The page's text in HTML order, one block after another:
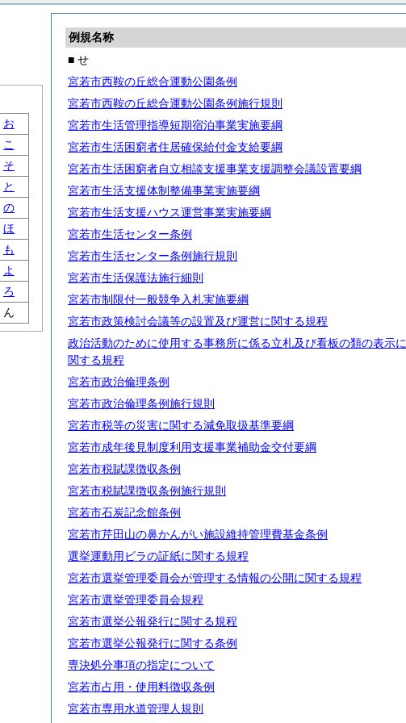
例規名称
■ せ
宮若市西鞍の丘総合運動公園条例
宮若市西鞍の丘総合運動公園条例施行規則
宮若市生活管理指導短期宿泊事業実施要綱
宮若市生活困窮者住居確保給付金支給要綱
宮若市生活困窮者自立相談支援事業支援調整会議設置要綱
宮若市生活支援体制整備事業実施要綱
宮若市生活支援ハウス運営事業実施要綱
宮若市生活センター条例
宮若市生活センター条例施行規則
宮若市生活保護法施行細則
宮若市制限付一般競争入札実施要綱
宮若市政策検討会議等の設置及び運営に関する規程
政治活動のために使用する事務所に係る立札及び看板の類の表示に
関する規程
宮若市政治倫理条例
宮若市政治倫理条例施行規則
宮若市税等の災害に関する減免取扱基準要綱
宮若市成年後見制度利用支援事業補助金交付要綱
宮若市税賦課徴収条例
宮若市税賦課徴収条例施行規則
宮若市石炭記念館条例
宮若市芹田山の鼻かんがい施設維持管理費基金条例
選挙運動用ビラの証紙に関する規程
宮若市選挙管理委員会が管理する情報の公開に関する規程
宮若市選挙管理委員会規程
宮若市選挙公報発行に関する規程
宮若市選挙公報発行に関する条例
専決処分事項の指定について
宮若市占用・使用料徴収条例
宮若市専用水道管理人規則
お
こ
そ
と
の
ほ
も
よ
ろ
ん